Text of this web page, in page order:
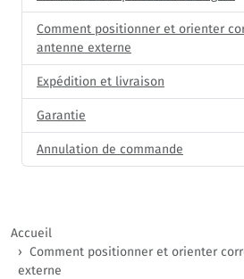
Comment positionner et orienter
antenne externe
Expédition et livraison
Garantie
Annulation de commande
Accueil
Comment positionner et orienter
externe